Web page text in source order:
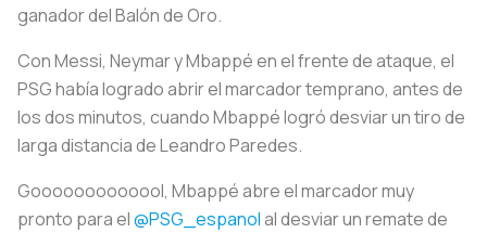
ganador del Balón de Oro.
Con Messi, Neymar y Mbappé en el frente de ataque, el
PSG había logrado abrir el marcador temprano, antes de
los dos minutos, cuando Mbappé logró desviar un tiro de
larga distancia de Leandro Paredes.
Gooooooooooool, Mbappé abre el marcador muy
pronto para el@PSG_espanolal desviar un remate de